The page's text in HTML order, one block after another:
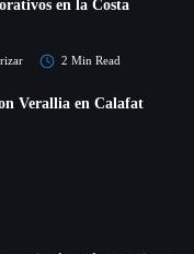
en la Costa
2 Min Read
Verallia en Calafat